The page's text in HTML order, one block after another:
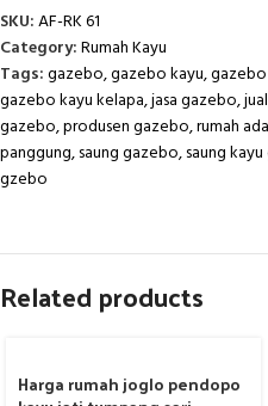
SKU:AF-RK 61
Category:Rumah Kayu
Tags:gazebo,gazebo kayu,
gazebo kayu kelapa,jasa gazebo,
gazebo,produsen gazebo,rumah
panggung,saung gazebo,saung
gzebo
Related products
Harga rumah joglo pendopo